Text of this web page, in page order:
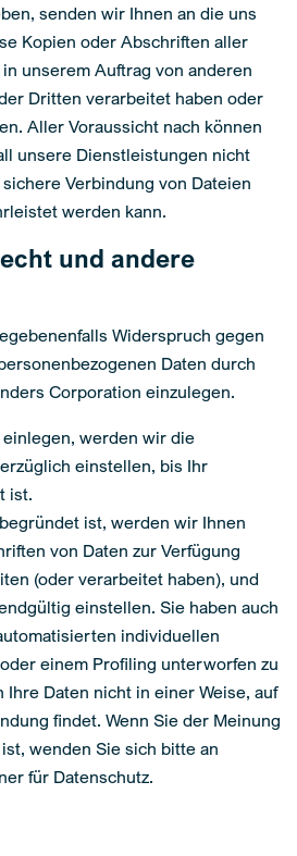
senden wir Ihnen an die uns
Kopien oder Abschriften aller
unserem Auftrag von anderen
Dritten verarbeitet haben oder
Aller Voraussicht nach können
unsere Dienstleistungen nicht
Verbindung von Dateien
werden kann.
und andere
Widerspruch gegen
Daten durch
Corporation einzulegen.
werden wir die
einstellen, bis Ihr
ist.
ist, werden wir Ihnen
von Daten zur Verfügung
(oder verarbeitet haben), und
einstellen. Sie haben auch
individuellen
einem Profiling unterworfen zu
Daten nicht in einer Weise, auf
findet. Wenn Sie der Meinung
wenden Sie sich bitte an
für Datenschutz.